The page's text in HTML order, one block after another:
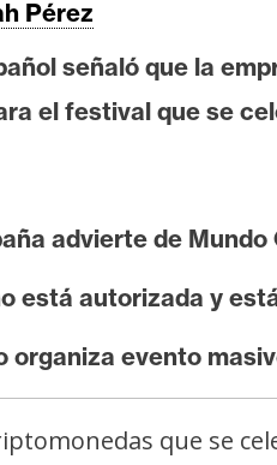
Pérez
señaló que la
el festival que se
advierte de Mundo
está autorizada y
organiza evento
que se